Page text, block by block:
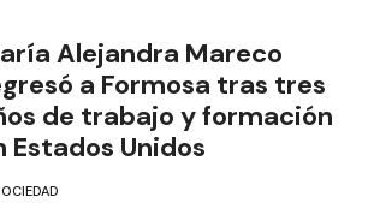
Alejandra Mareco
a Formosa tras tres
de trabajo y formación
Estados Unidos